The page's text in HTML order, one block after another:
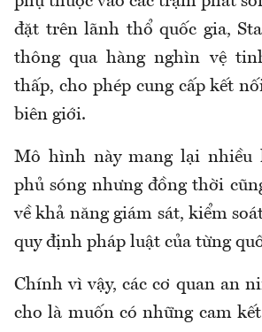
đặt trên lãnh thổ quốc gia,
thông qua hàng nghìn vệ
thấp, cho phép cung cấp kết
biên giới.
Mô hình này mang lại nhiều
phủ sóng nhưng đồng thời
về khả năng giám sát, kiểm
quy định pháp luật của từng
Chính vì vậy, các cơ quan an
cho là muốn có những cam